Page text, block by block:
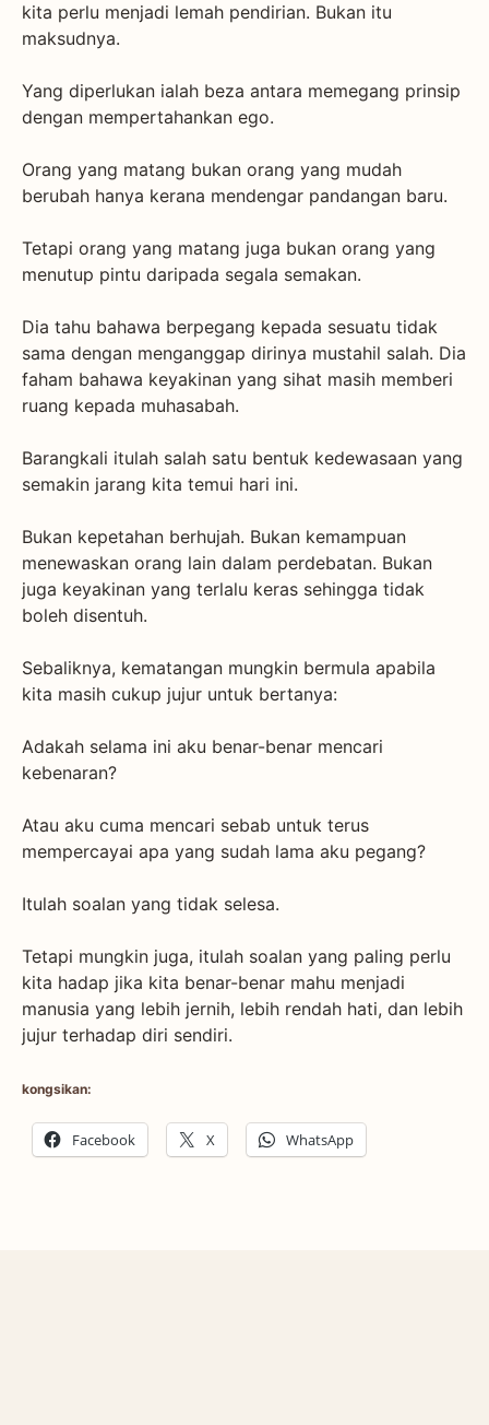
kita perlu menjadi lemah pendirian. Bukan itu
maksudnya.
Yang diperlukan ialah beza antara memegang prinsip
dengan mempertahankan ego.
Orang yang matang bukan orang yang mudah
berubah hanya kerana mendengar pandangan baru.
Tetapi orang yang matang juga bukan orang yang
menutup pintu daripada segala semakan.
Dia tahu bahawa berpegang kepada sesuatu tidak
sama dengan menganggap dirinya mustahil salah. Dia
faham bahawa keyakinan yang sihat masih memberi
ruang kepada muhasabah.
Barangkali itulah salah satu bentuk kedewasaan yang
semakin jarang kita temui hari ini.
Bukan kepetahan berhujah. Bukan kemampuan
menewaskan orang lain dalam perdebatan. Bukan
juga keyakinan yang terlalu keras sehingga tidak
boleh disentuh.
Sebaliknya, kematangan mungkin bermula apabila
kita masih cukup jujur untuk bertanya:
Adakah selama ini aku benar-benar mencari
kebenaran?
Atau aku cuma mencari sebab untuk terus
mempercayai apa yang sudah lama aku pegang?
Itulah soalan yang tidak selesa.
Tetapi mungkin juga, itulah soalan yang paling perlu
kita hadap jika kita benar-benar mahu menjadi
manusia yang lebih jernih, lebih rendah hati, dan lebih
jujur terhadap diri sendiri.
kongsikan:
Facebook X WhatsApp